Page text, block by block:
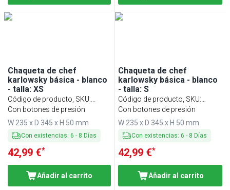
Chaqueta de chef
karlowsky básica - blanco
- talla: XS
Código de producto, SKU:
KJBXSK2W
Con botones de presión
W 235 x D 345 x H 50 mm
Con existencias: 6 - 8 Días
42,99 €*
Añadir al carrito
Chaqueta de chef
karlowsky básica - blanco
- talla: S
Código de producto, SKU:
KJBSK2W
Con botones de presión
W 235 x D 345 x H 50 mm
Con existencias: 6 - 8 Días
42,99 €*
Añadir al carrito